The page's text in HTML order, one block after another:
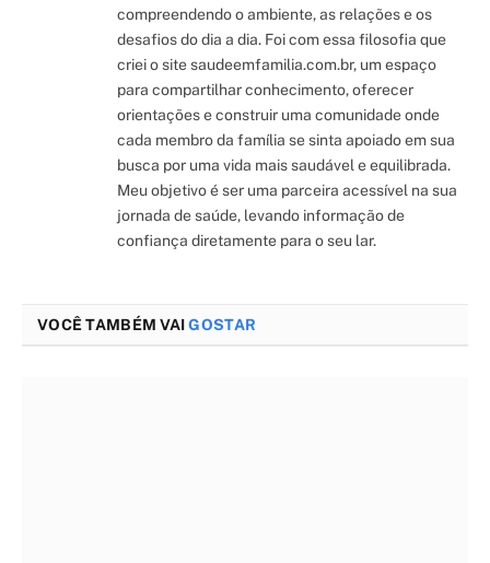
compreendendo o ambiente, as relações e os
desafios do dia a dia. Foi com essa filosofia que
criei o site saudeemfamilia.com.br, um espaço
para compartilhar conhecimento, oferecer
orientações e construir uma comunidade onde
cada membro da família se sinta apoiado em sua
busca por uma vida mais saudável e equilibrada.
Meu objetivo é ser uma parceira acessível na sua
jornada de saúde, levando informação de
confiança diretamente para o seu lar.
VOCÊ TAMBÉM VAIGOSTAR